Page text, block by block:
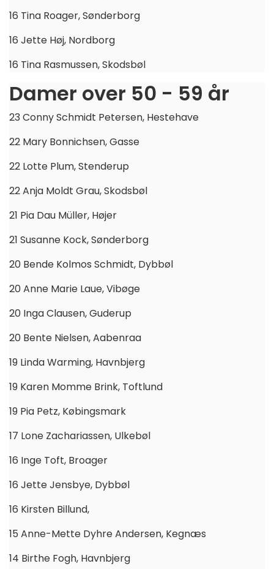
16 Tina Roager, Sønderborg
16 Jette Høj, Nordborg
16 Tina Rasmussen, Skodsbøl
Damer over 50 - 59 år
23 Conny Schmidt Petersen, Hestehave
22 Mary Bonnichsen, Gasse
22 Lotte Plum, Stenderup
22 Anja Moldt Grau, Skodsbøl
21 Pia Dau Müller, Højer
21 Susanne Kock, Sønderborg
20 Bende Kolmos Schmidt, Dybbøl
20 Anne Marie Laue, Vibøge
20 Inga Clausen, Guderup
20 Bente Nielsen, Aabenraa
19 Linda Warming, Havnbjerg
19 Karen Momme Brink, Toftlund
19 Pia Petz, Købingsmark
17 Lone Zachariassen, Ulkebøl
16 Inge Toft, Broager
16 Jette Jensbye, Dybbøl
16 Kirsten Billund,
15 Anne-Mette Dyhre Andersen, Kegnæs
14 Birthe Fogh, Havnbjerg